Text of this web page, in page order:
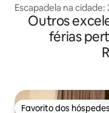
Escapadela na
Outros
férias
Favorito dos hóspedes